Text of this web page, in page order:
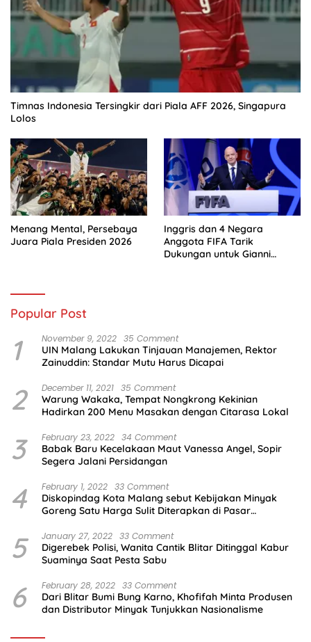
Timnas Indonesia Tersingkir dari Piala AFF 2026, Singapura
Lolos
Menang Mental, Persebaya
Juara Piala Presiden 2026
Inggris dan 4 Negara
Anggota FIFA Tarik
Dukungan untuk Gianni
Popular Post
1 November 9, 2022 35 Comment
UIN Malang Lakukan Tinjauan Manajemen, Rektor
Zainuddin: Standar Mutu Harus Dicapai
2 December 11, 2021 35 Comment
Warung Wakaka, Tempat Nongkrong Kekinian
Hadirkan 200 Menu Masakan dengan Citarasa Lokal
3 February 23, 2022 34 Comment
Babak Baru Kecelakaan Maut Vanessa Angel, Sopir
Segera Jalani Persidangan
4 February 1, 2022 33 Comment
Diskopindag Kota Malang sebut Kebijakan Minyak
Goreng Satu Harga Sulit Diterapkan di Pasar
5 January 27, 2022 33 Comment
Digerebek Polisi, Wanita Cantik Blitar Ditinggal Kabur
Suaminya Saat Pesta Sabu
6 February 28, 2022 33 Comment
Dari Blitar Bumi Bung Karno, Khofifah Minta Produsen
dan Distributor Minyak Tunjukkan Nasionalisme